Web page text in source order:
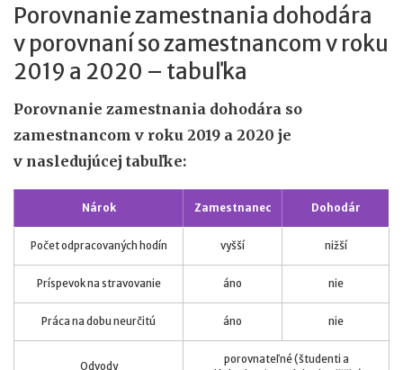
Porovnanie zamestnania dohodára
v porovnaní so zamestnancom v roku
2019 a 2020 – tabuľka
Porovnanie zamestnania dohodára so
zamestnancom v roku 2019 a 2020 je
v nasledujúcej tabuľke:
Nárok Zamestnanec Dohodár
Počet odpracovaných hodín vyšší nižší
Príspevok na stravovanie áno nie
Práca na dobu neurčitú áno nie
Odvody
porovnateľné (študenti a